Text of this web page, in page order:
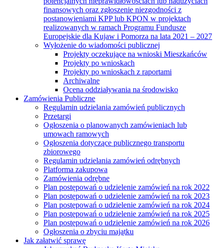
finansowych oraz zgłoszenie niezgodności z
postanowieniami KPP lub KPON w projektach
realizowanych w ramach Programu Fundusze
Europejskie dla Kujaw i Pomorza na lata 2021 – 2027
Wyłożenie do wiadomości publicznej
Projekty oczekujące na wnioski Mieszkańców
Projekty po wnioskach
Projekty po wnioskach z raportami
Archiwalne
Ocena oddziaływania na środowisko
Zamówienia Publiczne
Regulamin udzielania zamówień publicznych
Przetargi
Ogłoszenia o planowanych zamówieniach lub
umowach ramowych
Ogłoszenia dotyczące publicznego transportu
zbiorowego
Regulamin udzielania zamówień odrębnych
Platforma zakupowa
Zamówienia odrębne
Plan postępowań o udzielenie zamówień na rok 2022
Plan postępowań o udzielenie zamówień na rok 2023
Plan postępowań o udzielenie zamówień na rok 2024
Plan postępowań o udzielenie zamówień na rok 2025
Plan postępowań o udzielenie zamówień na rok 2026
Ogłoszenia o zbyciu majątku
Jak załatwić sprawę